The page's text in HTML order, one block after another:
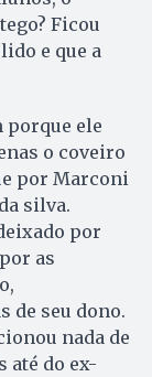
Ficou
e que a
porque ele
o coveiro
por Marconi
silva.
por
as
de seu dono.
nada de
até do ex-